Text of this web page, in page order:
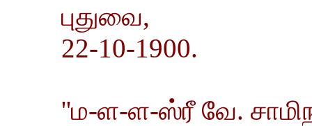
புதுவை,
22-10-1900.
''ம-ள-ள-ஸ்ரீ வே.